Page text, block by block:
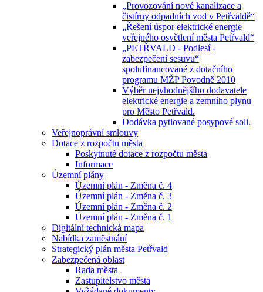
„Provozování nové kanalizace a
čistírny odpadních vod v Petřvaldě“
„Řešení úspor elektrické energie
veřejného osvětlení města Petřvald“
„PETŘVALD - Podlesí -
zabezpečení sesuvu“
spolufinancované z dotačního
programu MŽP Povodně 2010
Výběr nejvhodnějšího dodavatele
elektrické energie a zemního plynu
pro Město Petřvald.
Dodávka pytlované posypové soli.
Veřejnoprávní smlouvy
Dotace z rozpočtu města
Poskytnuté dotace z rozpočtu města
Informace
Územní plány
Územní plán - Změna č. 4
Územní plán - Změna č. 3
Územní plán - Změna č. 2
Územní plán - Změna č. 1
Digitální technická mapa
Nabídka zaměstnání
Strategický plán města Petřvald
Zabezpečená oblast
Rada města
Zastupitelstvo města